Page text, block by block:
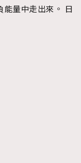
能量中走出來。 日